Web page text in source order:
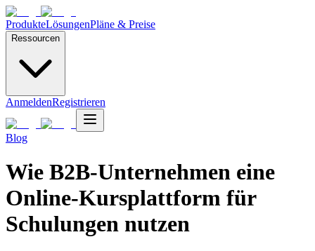
ProdukteLösungenPläne & Preise
Ressourcen
AnmeldenRegistrieren
Blog
Wie B2B-Unternehmen eine
Online-Kursplattform für
Schulungen nutzen